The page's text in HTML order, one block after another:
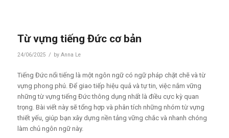
Từ vựng tiếng Đức cơ bản
24/06/2025 / by Anna Le
Tiếng Đức nổi tiếng là một ngôn ngữ có ngữ pháp chặt chẽ và từ
vựng phong phú. Để giao tiếp hiệu quả và tự tin, việc nắm vững
những từ vựng tiếng Đức thông dụng nhất là điều cực kỳ quan
trọng. Bài viết này sẽ tổng hợp và phân tích những nhóm từ vựng
thiết yếu, giúp bạn xây dựng nền tảng vững chắc và nhanh chóng
làm chủ ngôn ngữ này.